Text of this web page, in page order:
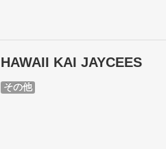
HAWAII KAI JAYCEES
その他